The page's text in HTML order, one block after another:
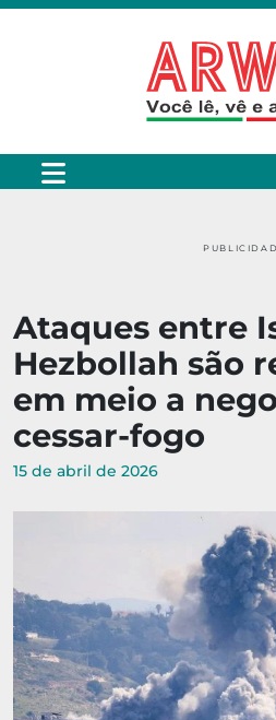
Ataques entre
Hezbollah são
em meio a
cessar-fogo
15 de abril de 2026